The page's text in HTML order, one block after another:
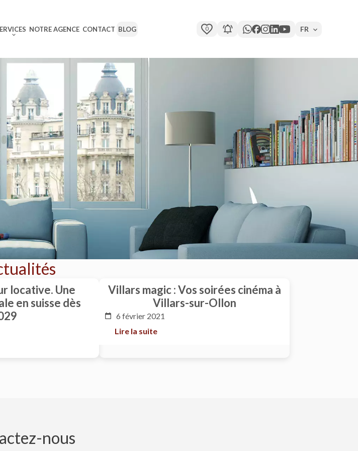
NOTRE AGENCE CONTACT BLOG 0 FR
locative. Une
en suisse dès
Villars magic : Vos soirées cinéma à
Villars-sur-Ollon
6 février 2021
Lire la suite
nous